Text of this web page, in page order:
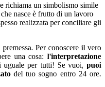
richiama un simbolismo simile
nasce è frutto di un lavoro
realizzata per conciliare gli
Per conoscere il vero
una cosa: l'interpretazione
uguale per tutti! Se vuoi, puoi
del tuo sogno entro 24 ore.